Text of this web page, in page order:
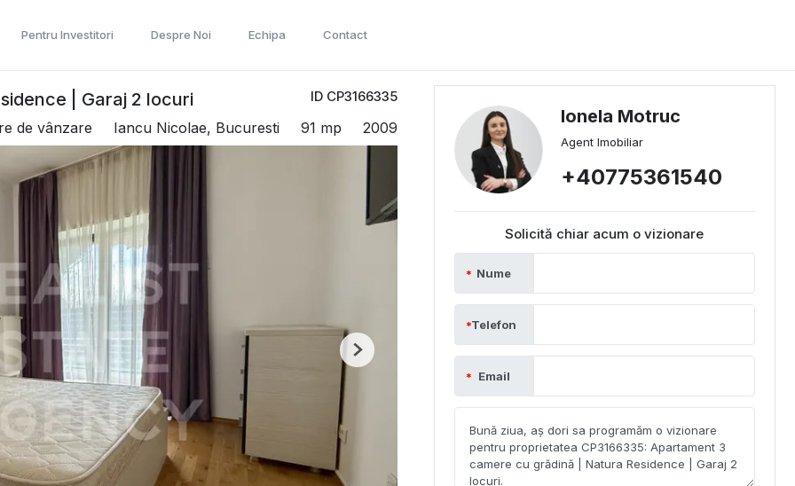
Pentru Investitori Despre Noi Echipa Contact
ID CP3166335
| Garaj 2 locuri
de vânzare Iancu Nicolae, Bucuresti 91 mp 2009
Next
Ionela Motruc
Agent Imobiliar
+40775361540
Solicită chiar acum o vizionare
Nume
Telefon
Email